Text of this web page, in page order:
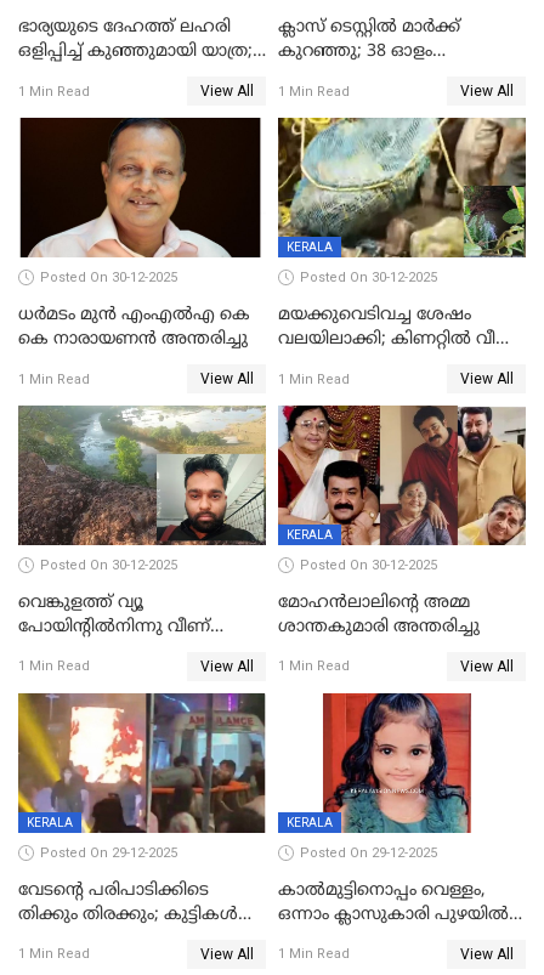
ഭാര്യയുടെ ദേഹത്ത് ലഹരി
ഒളിപ്പിച്ച് കുഞ്ഞുമായി യാത്ര;
പിടികൂടി പൊലീസ്
1 Min Read View All
ക്ലാസ് ടെസ്റ്റിൽ മാർക്ക്
കുറഞ്ഞു; 38 ഓളം
സെന്ററിലെ അധ്യാപകന്‍
മർദിച്ചതായി പരാതി
1 Min Read View All
Posted On 30-12-2025
ധർമടം മുൻ എംഎല്‍എ കെ
കെ നാരായണന്‍ അന്തരിച്ചു
1 Min Read View All
KERALA
Posted On 30-12-2025
മയക്കുവെടിവച്ച ശേഷം
വലയിലാക്കി; കിണറ്റിൽ വീണ
1 Min Read View All
Posted On 30-12-2025
വെങ്കുളത്ത് വ്യൂ
പോയിന്റിൽനിന്നു വീണ്
1 Min Read View All
KERALA
Posted On 30-12-2025
മോഹന്‍ലാലിന്‍റെ അമ്മ
ശാന്തകുമാരി അന്തരിച്ചു
1 Min Read View All
KERALA
Posted On 29-12-2025
വേടന്റെ പരിപാടിക്കിടെ
തിക്കും തിരക്കും; കുട്ടികള്‍
പരിക്ക്; പാളം മറികടന്ന
1 Min Read View All
KERALA
Posted On 29-12-2025
കാൽമുട്ടിനൊപ്പം വെള്ളം,
ഒന്നാം ക്ലാസുകാരി പുഴയിൽ
കുട്ടികൾക്കൊപ്പം
1 Min Read View All